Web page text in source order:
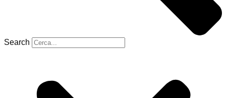
Search